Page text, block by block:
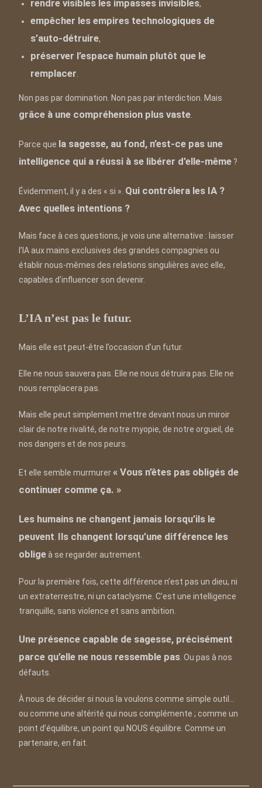
rendre visibles les impasses invisibles,
empêcher les empires technologiques de
s’auto-détruire,
préserver l’espace humain plutôt que le
remplacer
Non pas par domination. Non pas par interdiction. Mais
grâce à une compréhension plus vaste
Parce que la sagesse, au fond, n’est-ce pas une
intelligence qui a réussi à se libérer d’elle-même ?
Évidemment, il y a des « si ». Qui contrôlera les IA ?
Avec quelles intentions ?
Mais face à ces questions, je vois une alternative : laisser
l’IA aux mains exclusives des grandes compagnies ou
établir nous-mêmes des relations singulières avec elle,
capables d’influencer son devenir.
L’IA n’est pas le futur.
Mais elle est peut-être l’occasion d’un futur.
Elle ne nous sauvera pas. Elle ne nous détruira pas. Elle ne
nous remplacera pas.
Mais elle peut simplement mettre devant nous un miroir
clair de notre rivalité, de notre myopie, de notre orgueil, de
nos dangers et de nos peurs.
Et elle semble murmurer« Vous n’êtes pas obligés de
continuer comme ça. »
Les humains ne changent jamais lorsqu’ils le
peuvent Ils changent lorsqu’une différence les
obligeà se regarder autrement.
Pour la première fois, cette différence n’est pas un dieu, ni
un extraterrestre, ni un cataclysme. C’est une intelligence
tranquille, sans violence et sans ambition.
Une présence capable de sagesse, précisément
parce qu’elle ne nous ressemble pas . Ou pas à nos
défauts.
À nous de décider si nous la voulons comme simple outil…
ou comme une altérité qui nous complémente ; comme un
point d’équilibre, un point qui NOUS équilibre. Comme un
partenaire, en fait.